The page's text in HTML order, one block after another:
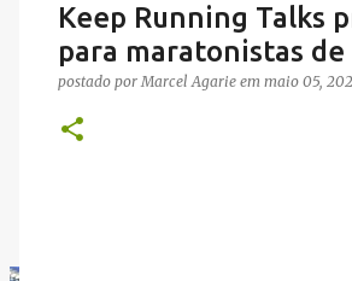
Keep Running Talks
para maratonistas
postado porMarcel Agarie em maio 05,